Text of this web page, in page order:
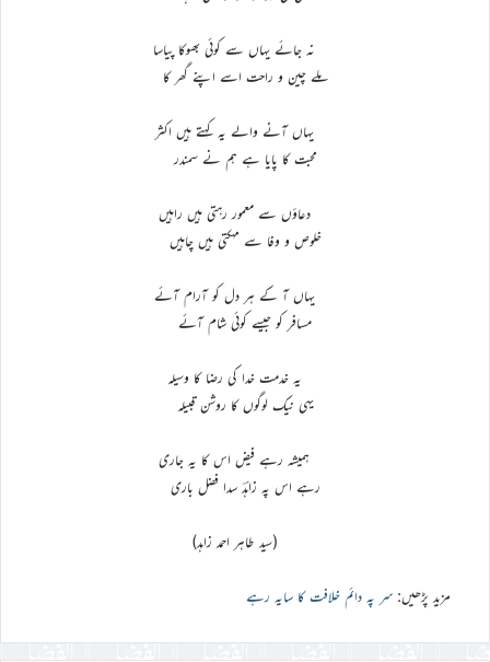
نہ جائے یہاں سے کوئی بھوکا پیاسا
ملے چین و راحت اسے اپنے گھر کا
یہاں آنے والے یہ کہتے ہیں اکثر
محبت کا پایا ہے ہم نے سمندر
دعاؤں سے معمور رہتی ہیں راہیں
خلوص و وفا سے مہکتی ہیں چاہیں
یہاں آ کے ہر دل کو آرام آئے
مسافر کو جیسے کوئی شام آئے
یہ خدمت خدا کی رضا کا وسیلہ
یہی نیک لوگوں کا روشن قبیلہ
ہمیشہ رہے فیض اس کا یہ جاری
رہے اس پہ زاہدؔ سدا فضل باری
(سید طاہر احمد زاہد)
مزید پڑھیں: سر پہ دائم خلافت کا سایہ رہے